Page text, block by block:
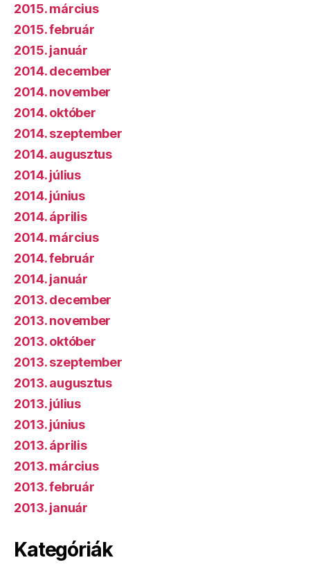
2015. március
2015. február
2015. január
2014. december
2014. november
2014. október
2014. szeptember
2014. augusztus
2014. július
2014. június
2014. április
2014. március
2014. február
2014. január
2013. december
2013. november
2013. október
2013. szeptember
2013. augusztus
2013. július
2013. június
2013. április
2013. március
2013. február
2013. január
Kategóriák